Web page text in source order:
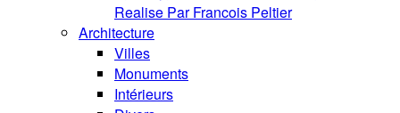
Realise Par Francois Peltier
Architecture
Villes
Monuments
Intérieurs